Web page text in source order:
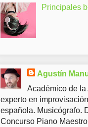
Principales
Agustín
Académico de la
experto en
española. Musicógrafo.
Concurso Piano